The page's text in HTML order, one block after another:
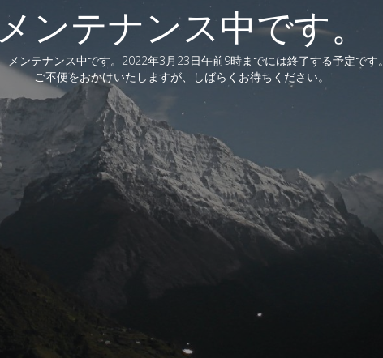
ンテナンス中です。
メンテナンス中です。2022年3月23日午前9時までには終了する予定です。
ご不便をおかけいたしますが、しばらくお待ちください。